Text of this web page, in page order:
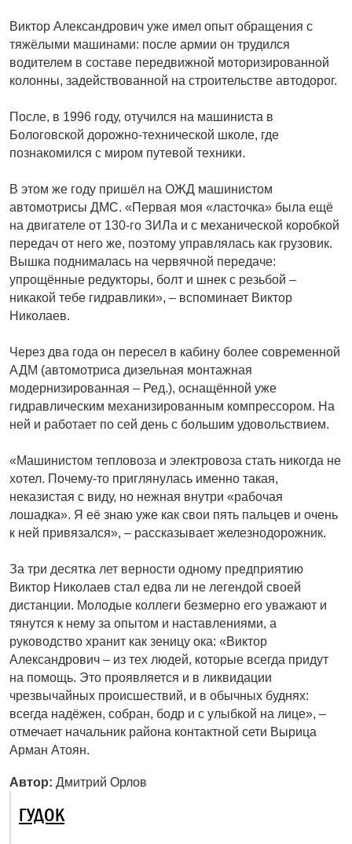
Виктор Александрович уже имел опыт обращения с
тяжёлыми машинами: после армии он трудился
водителем в составе передвижной моторизированной
колонны, задействованной на строительстве автодорог.
После, в 1996 году, отучился на машиниста в
Бологовской дорожно-технической школе, где
познакомился с миром путевой техники.
В этом же году пришёл на ОЖД машинис­том
автомотрисы ДМС. «Первая моя «ласточка» была ещё
на двигателе от 130-го ЗИЛа и с механической коробкой
передач от него же, поэтому управлялась как грузовик.
Вышка поднималась на червячной передаче:
упрощённые редукторы, болт и шнек с резьбой –
никакой тебе гидравлики», – вспоминает Виктор
Николаев.
Через два года он пересел в кабину более современной
АДМ (автомотриса дизельная монтажная
модернизированная – Ред.), оснащённой уже
гидравлическим механизированным компрессором. На
ней и работает по сей день с большим удовольствием.
«Машинистом тепловоза и электровоза стать никогда не
хотел. Почему-то приглянулась именно такая,
неказистая с виду, но нежная внут­ри «рабочая
лошадка». Я её знаю уже как свои пять пальцев и очень
к ней привязался», – рассказывает железнодорожник.
За три десятка лет верности одному предприятию
Виктор Николаев стал едва ли не легендой своей
дистанции. Молодые коллеги безмерно его уважают и
тянутся к нему за опытом и наставлениями, а
руководство хранит как зеницу ока: «Виктор
Александрович – из тех людей, которые всегда придут
на помощь. Это проявляется и в ликвидации
чрезвычайных происшествий, и в обычных буднях:
всегда надёжен, собран, бодр и с улыбкой на лице», –
отмечает начальник района контактной сети Вырица
Арман Атоян.
Автор: Дмитрий Орлов
ГУДОК